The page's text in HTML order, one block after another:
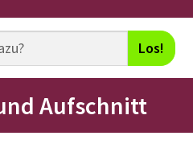
Los!
Aufschnitt